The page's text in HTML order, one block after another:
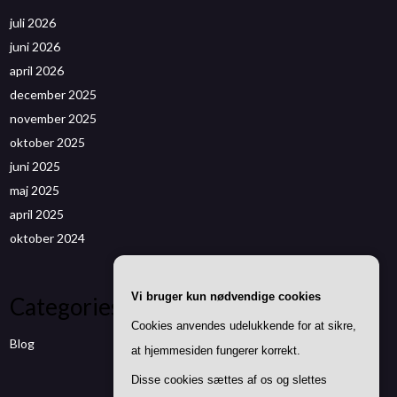
juli 2026
juni 2026
april 2026
december 2025
november 2025
oktober 2025
juni 2025
maj 2025
april 2025
oktober 2024
Categories
Blog
Vi bruger kun nødvendige cookies
Cookies anvendes udelukkende for at sikre,
at hjemmesiden fungerer korrekt.
Disse cookies sættes af os og slettes